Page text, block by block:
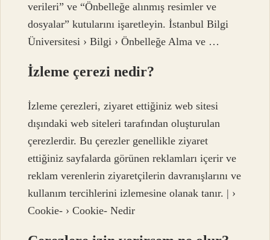
verileri” ve “Önbelleğe alınmış resimler ve
dosyalar” kutularını işaretleyin. İstanbul Bilgi
Üniversitesi › Bilgi › Önbelleğe Alma ve …
İzleme çerezi nedir?
İzleme çerezleri, ziyaret ettiğiniz web sitesi
dışındaki web siteleri tarafından oluşturulan
çerezlerdir. Bu çerezler genellikle ziyaret
ettiğiniz sayfalarda görünen reklamları içerir ve
reklam verenlerin ziyaretçilerin davranışlarını ve
kullanım tercihlerini izlemesine olanak tanır. | ›
Cookie- › Cookie- Nedir